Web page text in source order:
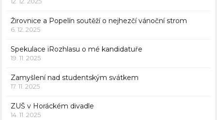
Žirovnice a Popelín soutěží o nejhezčí vánoční strom
6. 12. 2025
Spekulace iRozhlasu o mé kandidatuře
19. 11. 2025
Zamyšlení nad studentským svátkem
17. 11. 2025
ZUŠ v Horáckém divadle
14. 11. 2025